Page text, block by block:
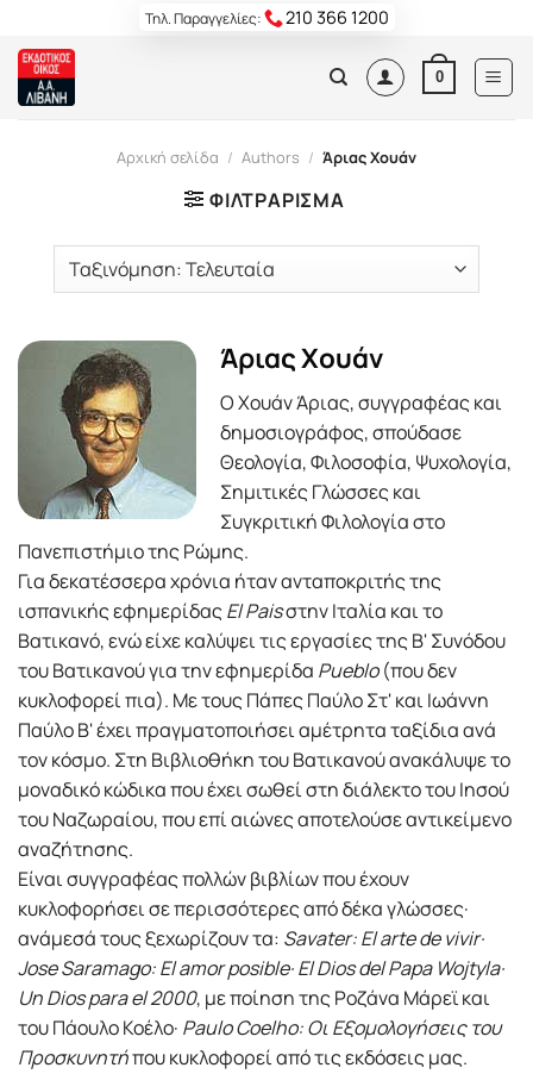
content
Τηλ. Παραγγελίες: 210 366 1200
0
Αρχική σελίδα / Authors / Άριας Χουάν
ΦΙΛΤΡΆΡΙΣΜΑ
Άριας Χουάν
Ο Χουάν Άριας, συγγραφέας και
δημοσιογράφος, σπούδασε
Θεολογία, Φιλοσοφία, Ψυχολογία,
Σημιτικές Γλώσσες και
Συγκριτική Φιλολογία στο
Πανεπιστήμιο της Ρώμης.
Για δεκατέσσερα χρόνια ήταν ανταποκριτής της
ισπανικής εφημερίδαςEl Paisστην Ιταλία και το
Βατικανό, ενώ είχε καλύψει τις εργασίες της Β' Συνόδου
του Βατικανού για την εφημερίδα Pueblo(που δεν
κυκλοφορεί πια). Με τους Πάπες Παύλο Στ' και Ιωάννη
Παύλο Β' έχει πραγματοποιήσει αμέτρητα ταξίδια ανά
τον κόσμο. Στη Βιβλιοθήκη του Βατικανού ανακάλυψε το
μοναδικό κώδικα που έχει σωθεί στη διάλεκτο του Ιησού
του Ναζωραίου, που επί αιώνες αποτελούσε αντικείμενο
αναζήτησης.
Είναι συγγραφέας πολλών βιβλίων που έχουν
κυκλοφορήσει σε περισσότερες από δέκα γλώσσες·
ανάμεσά τους ξεχωρίζουν τα: Savater: El arte de vivir·
Jose Saramago: El amor posible· El Dios del Papa Wojtyla·
Un Dios para el 2000, με ποίηση της Ροζάνα Μάρεϊ και
του Πάουλο Κοέλο· Paulo Coelho: Οι Εξομολογήσεις του
Προσκυνητήπου κυκλοφορεί από τις εκδόσεις μας.